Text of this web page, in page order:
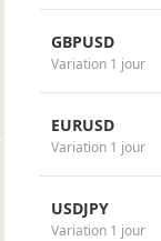
GBPUSD
Variation 1 jour
EURUSD
Variation 1 jour
USDJPY
Variation 1 jour